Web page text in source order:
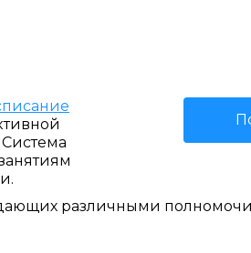
различными